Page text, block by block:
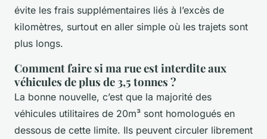
évite les frais supplémentaires liés à l’excès de
kilomètres, surtout en aller simple où les trajets sont
plus longs.
Comment faire si ma rue est interdite aux
véhicules de plus de 3,5 tonnes ?
La bonne nouvelle, c’est que la majorité des
véhicules utilitaires de 20m³ sont homologués en
dessous de cette limite. Ils peuvent circuler librement